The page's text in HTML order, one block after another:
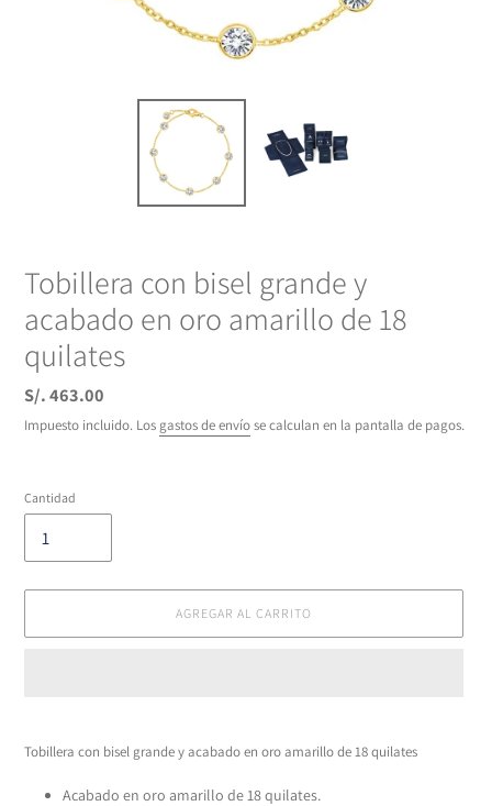
Tobillera con bisel grande y
acabado en oro amarillo de 18
quilates
Precio
habitual
S/. 463.00
Impuesto incluido. Los gastos de envíose calculan en la pantalla de pagos.
Cantidad
AGREGAR AL CARRITO
producto
Tobillera con bisel grande y acabado en oro amarillo de 18 quilates
Acabado en oro amarillo de 18 quilates.